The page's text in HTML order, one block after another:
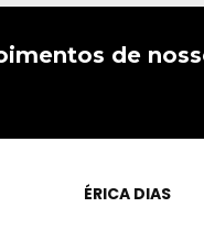
de
ÉRICA DIAS